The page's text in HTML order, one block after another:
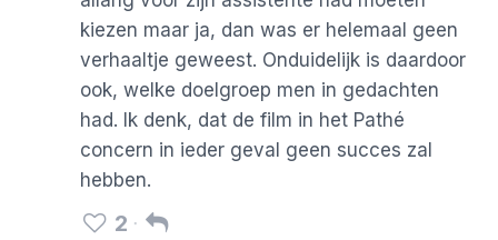
kiezen maar ja, dan was er helemaal geen
verhaaltje geweest. Onduidelijk is daardoor
ook, welke doelgroep men in gedachten
had. Ik denk, dat de film in het Pathé
concern in ieder geval geen succes zal
hebben.
2